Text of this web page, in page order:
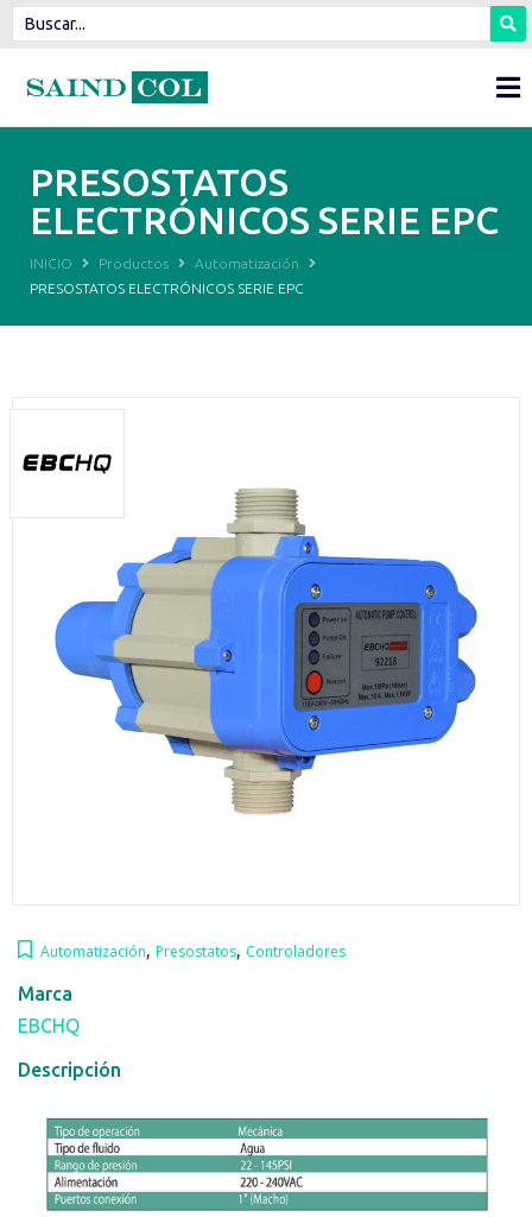
PRESOSTATOS
ELECTRÓNICOS SERIE EPC
INICIO Productos
Automatización
PRESOSTATOS ELECTRÓNICOS SERIE EPC
Automatización, Presostatos, Controladores
Marca
EBCHQ
Descripción